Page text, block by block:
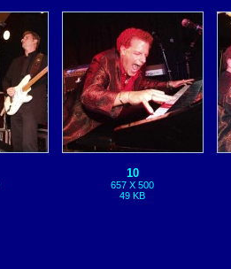
10
657 X 500
49 KB